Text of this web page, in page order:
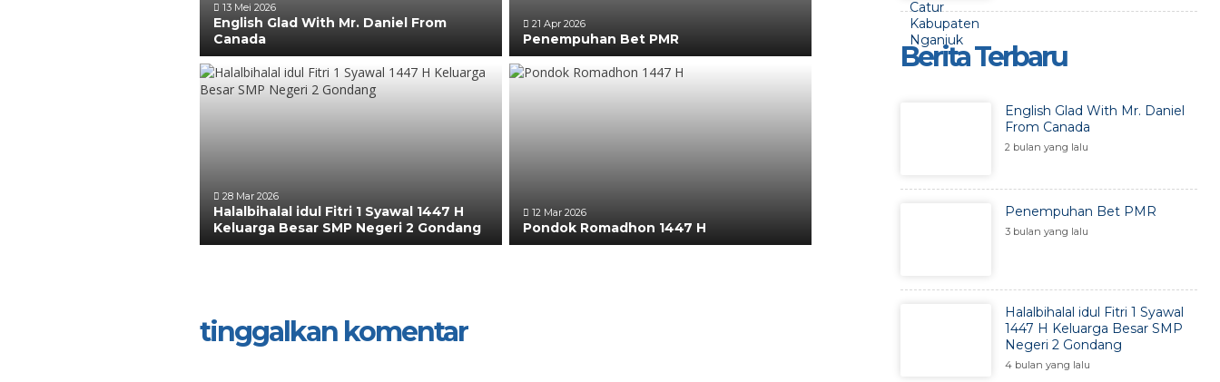
13 Mei 2026
English Glad With Mr. Daniel From
Canada
21 Apr 2026
Penempuhan Bet PMR
28 Mar 2026
Halalbihalal idul Fitri 1 Syawal 1447 H
Keluarga Besar SMP Negeri 2 Gondang
12 Mar 2026
Pondok Romadhon 1447 H
tinggalkan komentar
Berita Terbaru
English Glad With Mr. Daniel
From Canada
2 bulan yang lalu
Penempuhan Bet PMR
3 bulan yang lalu
Halalbihalal idul Fitri 1 Syawal
1447 H Keluarga Besar SMP
Negeri 2 Gondang
4 bulan yang lalu